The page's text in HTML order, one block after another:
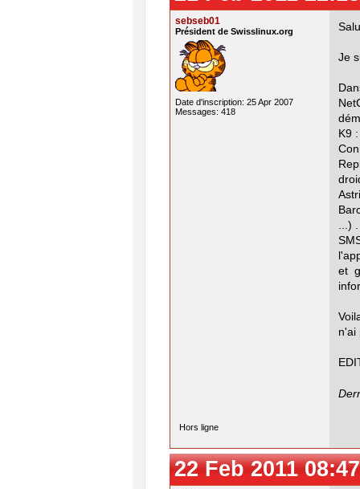
sebseb01
Président de Swisslinux.org
Date d'inscription: 25 Apr 2007
Messages: 418
Je
K9
...) .
et
n'ai
Hors ligne
22 Feb 2011